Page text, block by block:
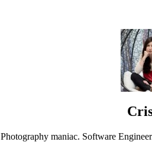
Photography maniac. Software